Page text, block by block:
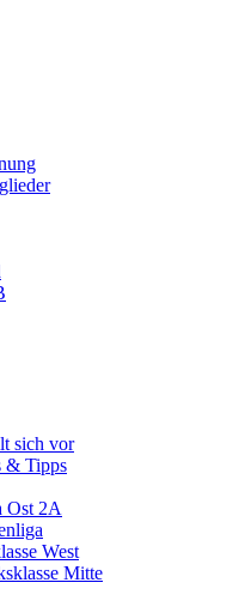
sich vor
& Tipps
Ost 2A
West
Mitte